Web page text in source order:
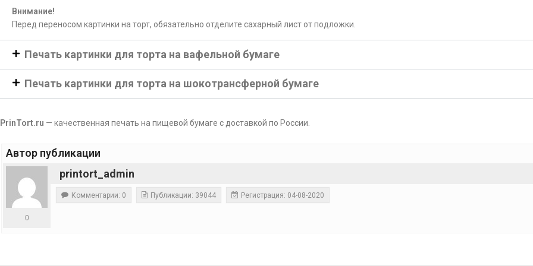
Внимание!
Перед переносом картинки на торт, обязательно отделите сахарный лист от подложки.
Печать картинки для торта на вафельной бумаге
Печать картинки для торта на шокотрансферной бумаге
PrinTort.ru — качественная печать на пищевой бумаге с доставкой по России.
Автор публикации
printort_admin
0
Комментарии: 0 Публикации: 39044 Регистрация: 04-08-2020